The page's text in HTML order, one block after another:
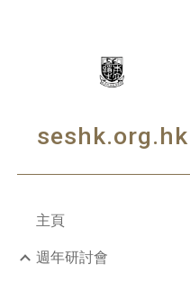
seshk.org.hk
主頁
週年研討會